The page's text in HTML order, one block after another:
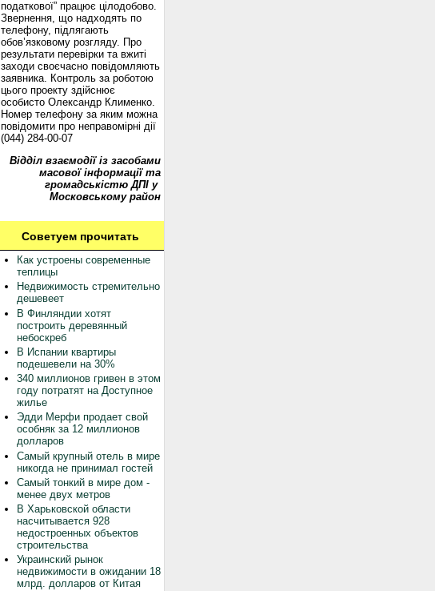
податкової” працює цілодобово.
Звернення, що надходять по
телефону, підлягають
обов’язковому розгляду. Про
результати перевірки та вжиті
заходи своєчасно повідомляють
заявника. Контроль за роботою
цього проекту здійснює
особисто Олександр Клименко.
Номер телефону за яким можна
повідомити про неправомірні дії
(044) 284-00-07
Відділ взаємодії із засобами
масової інформації та
громадськістю ДПІ у
Московському район
Советуем прочитать
Как устроены современные
теплицы
Недвижимость стремительно
дешевеет
В Финляндии хотят
построить деревянный
небоскреб
В Испании квартиры
подешевели на 30%
340 миллионов гривен в этом
году потратят на Доступное
жилье
Эдди Мерфи продает свой
особняк за 12 миллионов
долларов
Самый крупный отель в мире
никогда не принимал гостей
Самый тонкий в мире дом -
менее двух метров
В Харьковской области
насчитывается 928
недостроенных объектов
строительства
Украинский рынок
недвижимости в ожидании 18
млрд. долларов от Китая